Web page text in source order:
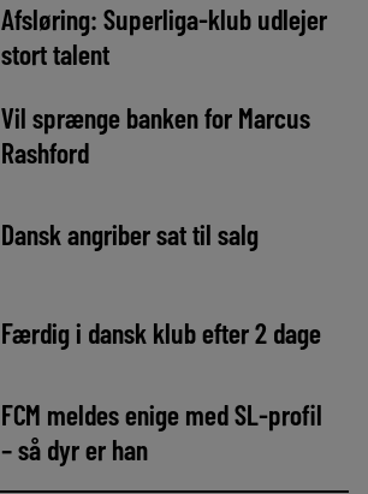
Afsløring: Superliga-klub udlejer
stort talent
Vil sprænge banken for Marcus
Rashford
Dansk angriber sat til salg
Færdig i dansk klub efter 2 dage
FCM meldes enige med SL-profil
– så dyr er han